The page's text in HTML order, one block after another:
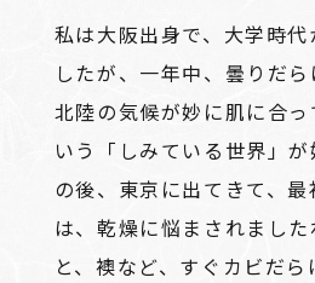
私は大阪出身で、大学時
したが、一年中、曇りだ
北陸の気候が妙に肌に合
いう「しみている世界」
の後、東京に出てきて、
は、乾燥に悩まされまし
と、襖など、すぐカビだ